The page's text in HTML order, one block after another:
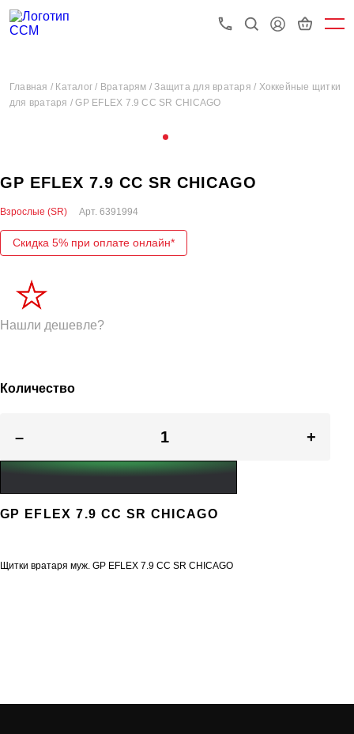
Главная / Каталог / Вратарям /Защита для вратаря / Хоккейные щитки
для вратаря /GP EFLEX 7.9 CC SR CHICAGO
GP EFLEX 7.9 CC SR CHICAGO
Взрослые (SR) Арт. 6391994
Скидка 5% при оплате онлайн*
Нашли дешевле?
Количество
– +
GP EFLEX 7.9 CC SR CHICAGO
Щитки вратаря муж. GP EFLEX 7.9 CC SR CHICAGO